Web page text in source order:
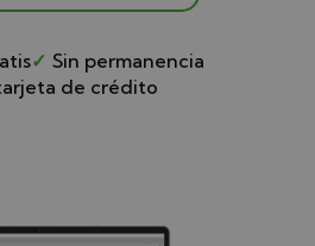
✓ Sin permanencia
de crédito